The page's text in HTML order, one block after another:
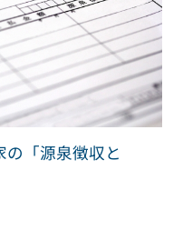
の「源泉徴収と